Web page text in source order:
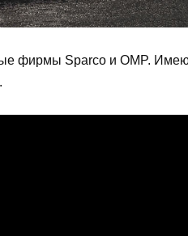
фирмы Sparco и OMP.